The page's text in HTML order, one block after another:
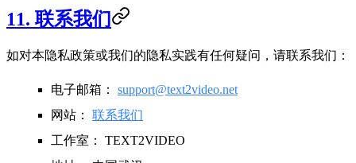
11. 联系我们
如对本隐私政策或我们的隐私实践有任何疑问，请联系我们：
电子邮箱：
support@text2video.net
网站：
联系我们
工作室：
TEXT2VIDEO